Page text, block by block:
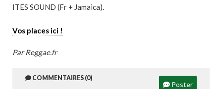
ITES SOUND (Fr + Jamaica).
Vos places ici !
Par Reggae.fr
COMMENTAIRES (0)
Poster